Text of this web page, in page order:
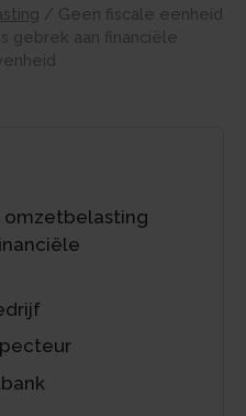
/ Geen fiscale eenheid
gebrek aan financiële
omzetbelasting